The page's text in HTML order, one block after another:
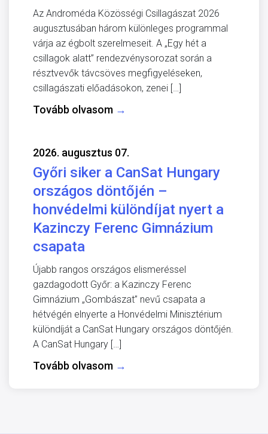
Az Androméda Közösségi Csillagászat 2026
augusztusában három különleges programmal
várja az égbolt szerelmeseit. A „Egy hét a
csillagok alatt” rendezvénysorozat során a
résztvevők távcsöves megfigyeléseken,
csillagászati előadásokon, zenei […]
Tovább olvasom →
2026. augusztus 07.
Győri siker a CanSat Hungary
országos döntőjén –
honvédelmi különdíjat nyert a
Kazinczy Ferenc Gimnázium
csapata
Újabb rangos országos elismeréssel
gazdagodott Győr: a Kazinczy Ferenc
Gimnázium „Gombászat” nevű csapata a
hétvégén elnyerte a Honvédelmi Minisztérium
különdíját a CanSat Hungary országos döntőjén.
A CanSat Hungary […]
Tovább olvasom →